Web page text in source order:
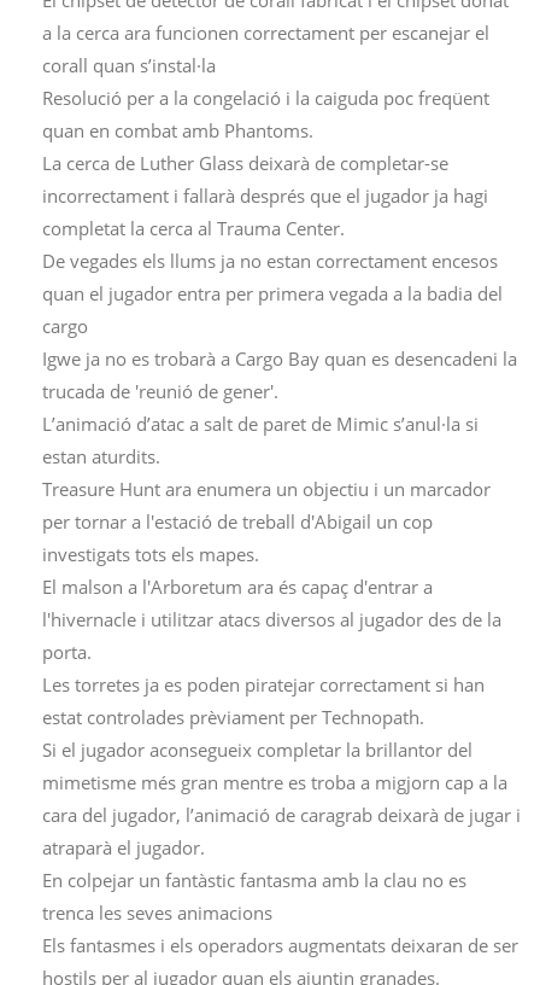
a la cerca ara funcionen correctament per escanejar el
corall quan s’instal·la
Resolució per a la congelació i la caiguda poc freqüent
quan en combat amb Phantoms.
La cerca de Luther Glass deixarà de completar-se
incorrectament i fallarà després que el jugador ja hagi
completat la cerca al Trauma Center.
De vegades els llums ja no estan correctament encesos
quan el jugador entra per primera vegada a la badia del
cargo
Igwe ja no es trobarà a Cargo Bay quan es desencadeni la
trucada de 'reunió de gener'.
L’animació d’atac a salt de paret de Mimic s’anul·la si
estan aturdits.
Treasure Hunt ara enumera un objectiu i un marcador
per tornar a l'estació de treball d'Abigail un cop
investigats tots els mapes.
El malson a l'Arboretum ara és capaç d'entrar a
l'hivernacle i utilitzar atacs diversos al jugador des de la
porta.
Les torretes ja es poden piratejar correctament si han
estat controlades prèviament per Technopath.
Si el jugador aconsegueix completar la brillantor del
mimetisme més gran mentre es troba a migjorn cap a la
cara del jugador, l’animació de caragrab deixarà de jugar i
atraparà el jugador.
En colpejar un fantàstic fantasma amb la clau no es
trenca les seves animacions
Els fantasmes i els operadors augmentats deixaran de ser
hostils per al jugador quan els ajuntin granades.